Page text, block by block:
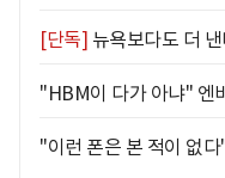
[단독] 뉴욕보다도 더
"HBM이 다가 아냐" 엔
"이런 폰은 본 적이 없